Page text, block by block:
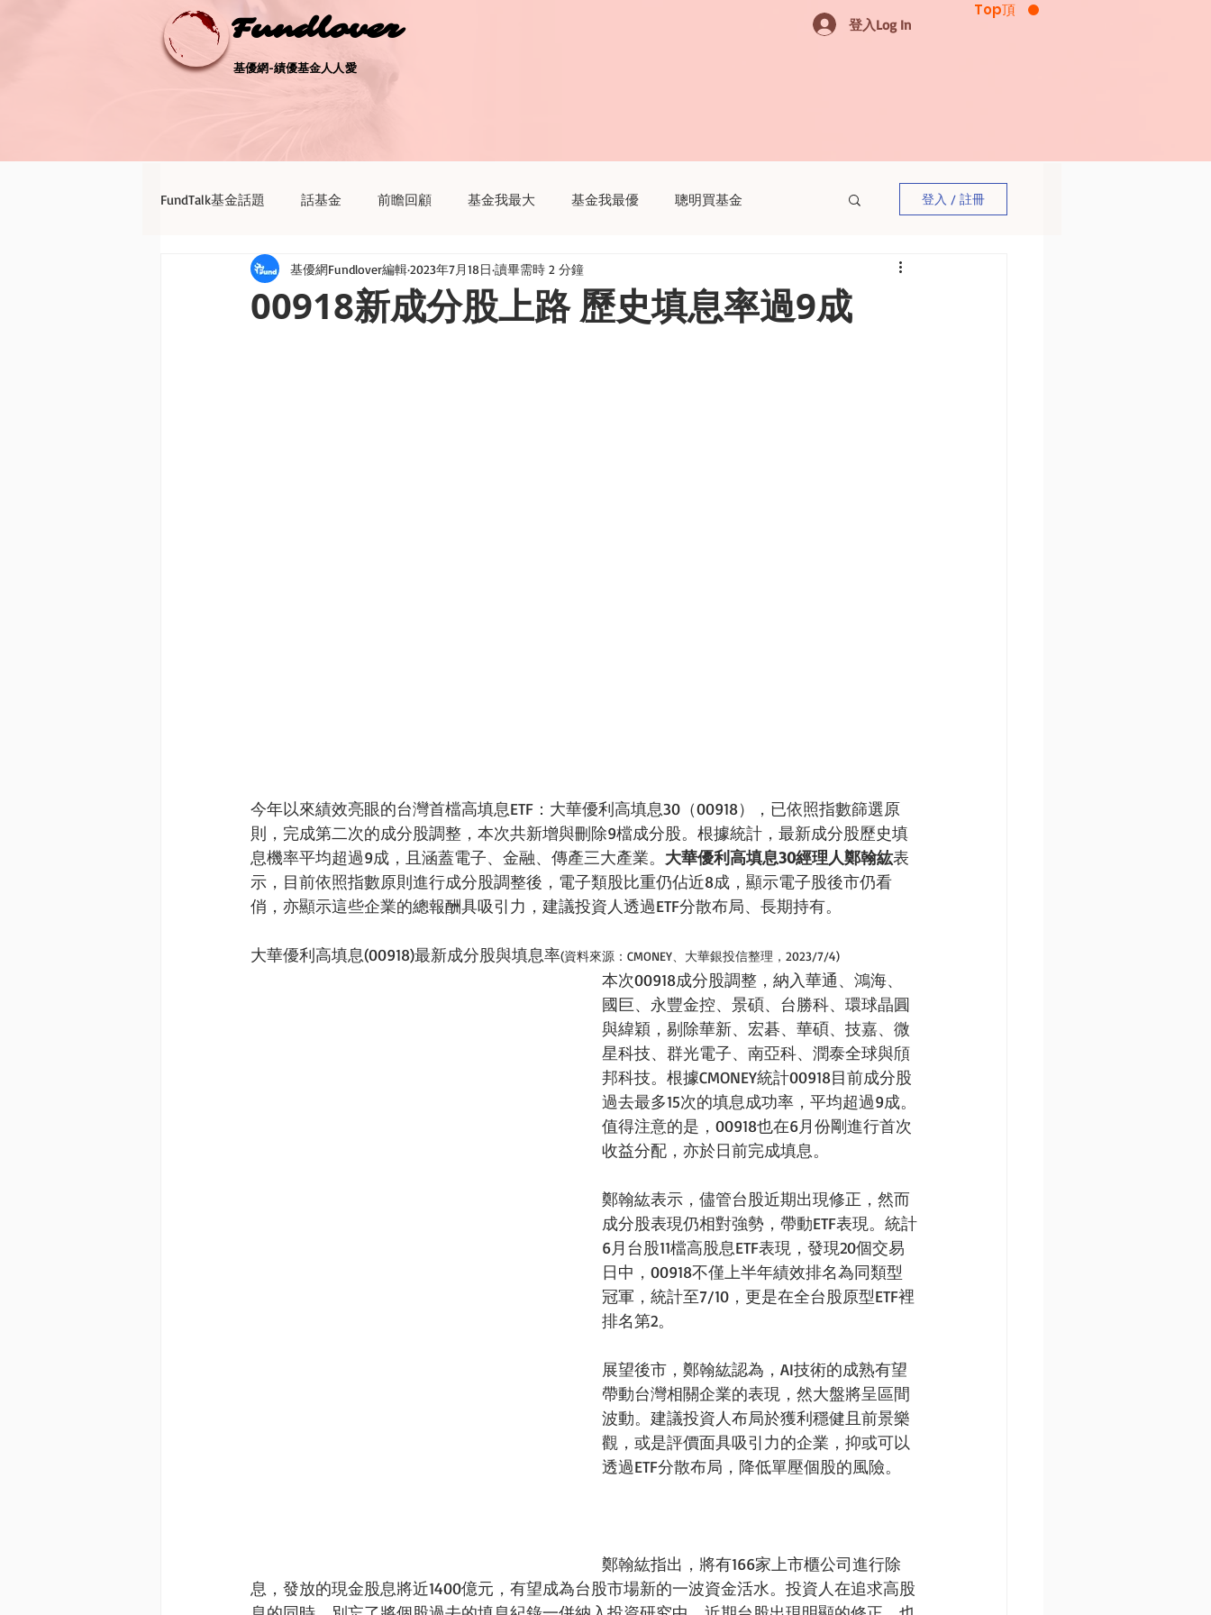
Fundlover
Fundlover
基優網-績優基金人人愛
基優網-績優基金人人愛
登入Log In
Top頂
FundTalk基金話題 話基金 前瞻回顧 基金我最大 基金我最優 聰明買基金
新聞點評 退休趣 聽基金 生活我最大
登入 / 註冊
00918新成分股上路 歷史填息率過9成
基優網Fundlover編輯2023年7月18日 讀畢需時 2 分鐘
今年以來績效亮眼的台灣首檔高填息ETF：大華優利高填息30（00918），已依照指數篩選原
則，完成第二次的成分股調整，本次共新增與刪除9檔成分股。根據統計，最新成分股歷史填
息機率平均超過9成，且涵蓋電子、金融、傳產三大產業。 大華優利高填息30經理人鄭翰紘表
示，目前依照指數原則進行成分股調整後，電子類股比重仍佔近8成，顯示電子股後市仍看
俏，亦顯示這些企業的總報酬具吸引力，建議投資人透過ETF分散布局、長期持有。
大華優利高填息(00918)最新成分股與填息率(資料來源：CMONEY、大華銀投信整理，2023/7/4)
本次00918成分股調整，納入華通、鴻海、
國巨、永豐金控、景碩、台勝科、環球晶圓
與緯穎，剔除華新、宏碁、華碩、技嘉、微
星科技、群光電子、南亞科、潤泰全球與頎
邦科技。根據CMONEY統計00918目前成分股
過去最多15次的填息成功率，平均超過9成。
值得注意的是，00918也在6月份剛進行首次
收益分配，亦於日前完成填息。
鄭翰紘表示，儘管台股近期出現修正，然而
成分股表現仍相對強勢，帶動ETF表現。統計
6月台股11檔高股息ETF表現，發現20個交易
日中，00918不僅上半年績效排名為同類型
冠軍，統計至7/10，更是在全台股原型ETF裡
排名第2。
展望後市，鄭翰紘認為，AI技術的成熟有望
帶動台灣相關企業的表現，然大盤將呈區間
波動。建議投資人布局於獲利穩健且前景樂
觀，或是評價面具吸引力的企業，抑或可以
透過ETF分散布局，降低單壓個股的風險。
鄭翰紘指出，將有166家上市櫃公司進行除
息，發放的現金股息將近1400億元，有望成為台股市場新的一波資金活水。投資人在追求高股